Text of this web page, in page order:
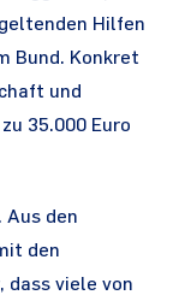
Hilfen
Bund. Konkret
und
35.000 Euro
Aus den
den
dass viele von